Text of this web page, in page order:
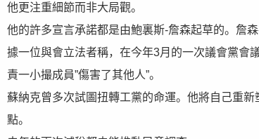
他更注重細節而非大局觀。
他的許多宣言承諾都是由鮑裏斯-詹森起草的。詹
據一位與會立法者稱，在今年3月的一次議會黨會
責一小撮成員”傷害了其他人”。
蘇納克曾多次試圖扭轉工黨的命運。他將自己重
點。